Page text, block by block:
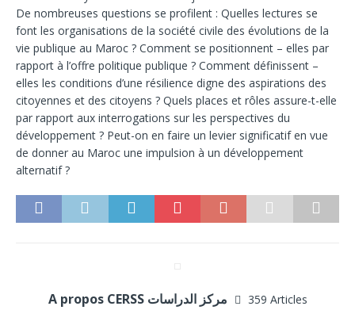
De nombreuses questions se profilent : Quelles lectures se
font les organisations de la société civile des évolutions de la
vie publique au Maroc ? Comment se positionnent – elles par
rapport à l’offre politique publique ? Comment définissent –
elles les conditions d’une résilience digne des aspirations des
citoyennes et des citoyens ? Quels places et rôles assure-t-elle
par rapport aux interrogations sur les perspectives du
développement ? Peut-on en faire un levier significatif en vue
de donner au Maroc une impulsion à un développement
alternatif ?
359 Articles